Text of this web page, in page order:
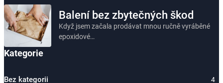
Balení bez zbytečných škod
Když jsem začala prodávat mnou ručně vyráběné
epoxidové…
Kategorie
Bez kategorii 4